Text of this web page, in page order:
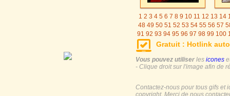
1 2 3 4 5 6 7 8 9 10 11 12 13 14
48 49 50 51 52 53 54 55 56 57
91 92 93 94 95 96 97 98 99 100
125
126 127 128 129 130 131
155
156 157 158 159 160 161
Gratuit : Hotlink
Vous pouvez utiliser les icones
- Clique droit sur l'image afin de
Contactez-nous pour tous gifs et
copyright. Merci de nous